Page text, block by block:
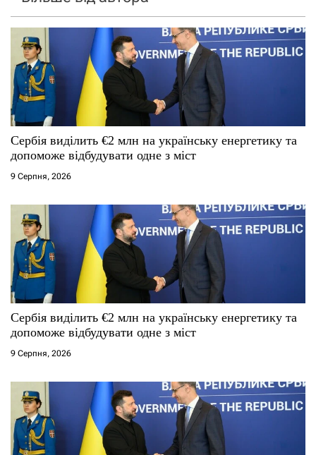
Сербія виділить €2 млн на українську енергетику та
допоможе відбудувати одне з міст
9 Серпня, 2026
Сербія виділить €2 млн на українську енергетику та
допоможе відбудувати одне з міст
9 Серпня, 2026